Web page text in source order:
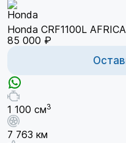
Honda CRF1100L
85 000 ₽
1 100 см3
7 763 км